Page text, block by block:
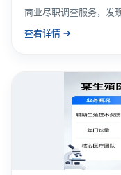
商业尽职调查服务，发
查看详情 →